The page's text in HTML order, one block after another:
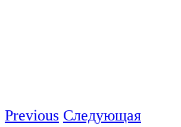
Previous Следующая